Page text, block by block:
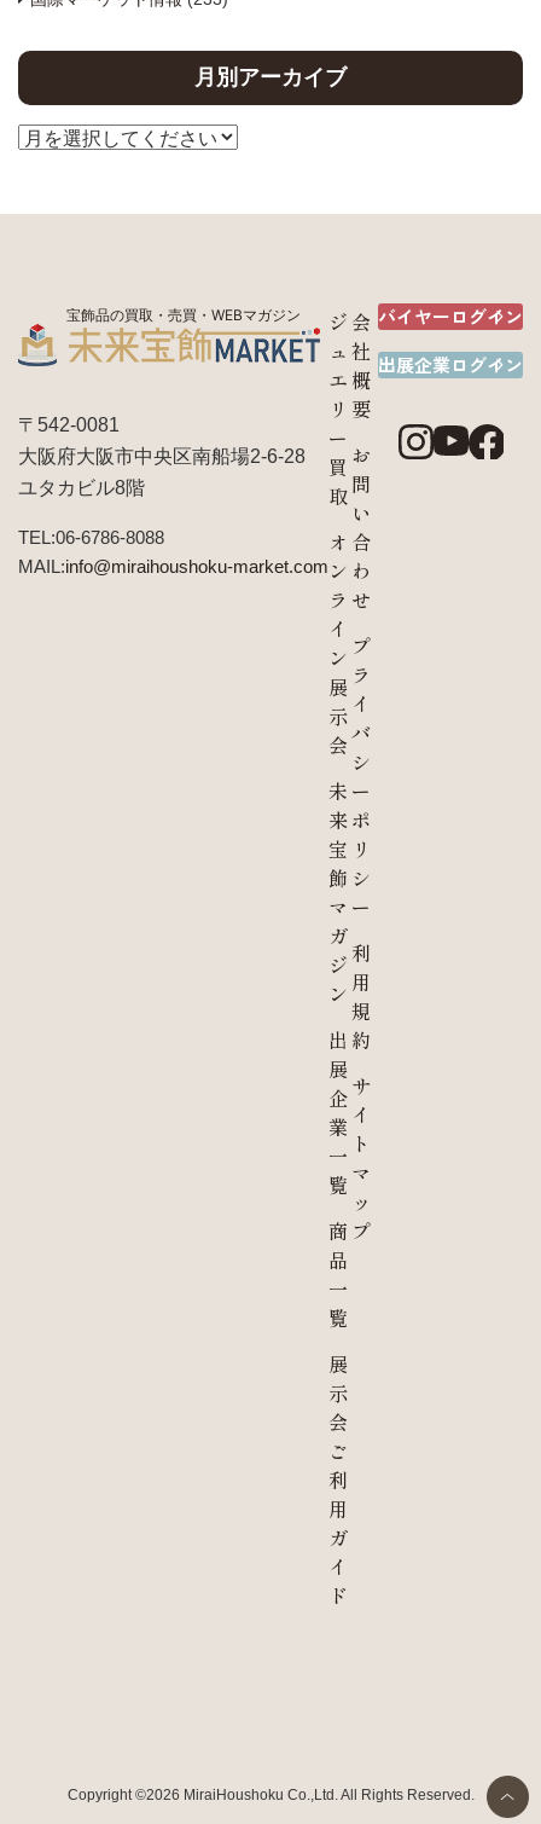
月別アーカイブ
宝飾品の買取・売買・WEBマガジン
〒542-0081
大阪府大阪市中央区南船場2-6-28
ユタカビル8階
TEL:06-6786-8088
MAIL:info@miraihoushoku-market.com
ジ
ュ
エ
リ
ー
買
取
オ
ン
ラ
イ
ン
展
示
会
未
来
宝
飾
マ
ガ
ジ
ン
出
展
企
業
一
覧
商
品
一
覧
展
示
会
ご
利
用
ガ
イ
ド
会
社
概
要
お
問
い
合
わ
せ
プ
ラ
イ
バ
シ
ー
ポ
リ
シ
ー
利
用
規
約
サ
イ
ト
マ
ッ
プ
バイヤーログイン
出展企業ログイン
Copyright ©2026 MiraiHoushoku Co.,Ltd. All Rights Reserved.